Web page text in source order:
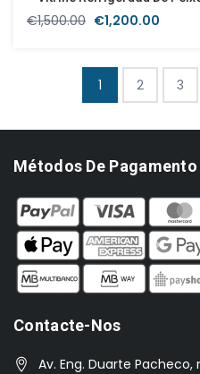
€1,500.00 O
era:
€1,500.00.
€1,200.00
1 2 3
Métodos De Pagamento
Contacte-Nos
Av. Eng. Duarte Pacheco,